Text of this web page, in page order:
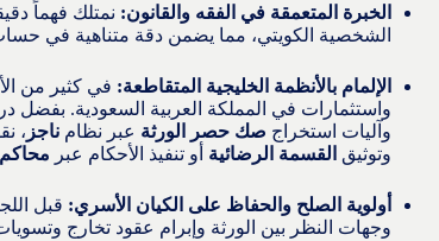
الخبرة المتعمقة في الفقه والقانون: نمتلك فهماً
الشخصية الكويتي، مما يضمن دقة متناهية في
الإلمام بالأنظمة الخليجية المتقاطعة: في كثير من
واستثمارات في المملكة العربية السعودية. بفضل
وآليات استخراج صك حصر الورثة عبر نظام ناجز ،
وتوثيق القسمة الرضائية أو تنفيذ الأحكام عبر محاكم
أولوية الصلح والحفاظ على الكيان الأسري: قبل
وجهات النظر بين الورثة وإبرام عقود تخارج